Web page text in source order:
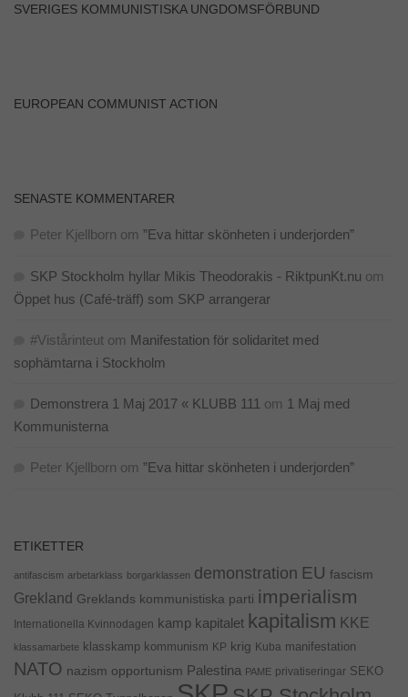
SVERIGES KOMMUNISTISKA UNGDOMSFÖRBUND
EUROPEAN COMMUNIST ACTION
SENASTE KOMMENTARER
Peter Kjellborn om ”Eva hittar skönheten i underjorden”
SKP Stockholm hyllar Mikis Theodorakis - RiktpunKt.nu om
Öppet hus (Café-träff) som SKP arrangerar
#Vistårinteut om Manifestation för solidaritet med
sophämtarna i Stockholm
Demonstrera 1 Maj 2017 « KLUBB 111 om 1 Maj med
Kommunisterna
Peter Kjellborn om ”Eva hittar skönheten i underjorden”
ETIKETTER
antifascism arbetarklass borgarklassen demonstration EU fascism
Grekland Greklands kommunistiska parti imperialism
Internationella Kvinnodagen kamp kapitalet kapitalism KKE
klassamarbete klasskamp kommunism KP krig Kuba manifestation
NATO nazism opportunism Palestina PAME privatiseringar SEKO